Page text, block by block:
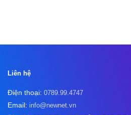
Liên hệ
Điện thoại: 0789.99.4747
Email: info@newnet.vn